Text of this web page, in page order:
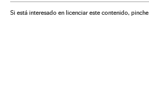
XI Legislatura Espanha Eleições Espanha
Si está interesado en licenciar este contenido, pinche